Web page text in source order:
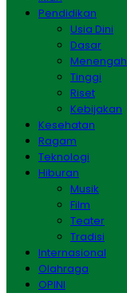
Pendidikan
Usia Dini
Dasar
Menengah
Tinggi
Riset
Kebijakan
Kesehatan
Ragam
Teknologi
Hiburan
Musik
Film
Teater
Tradisi
Internasional
Olahraga
OPINI